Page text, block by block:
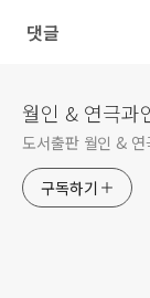
댓글
월인 & 연극과
도서출판 월인 & 연
구독하기